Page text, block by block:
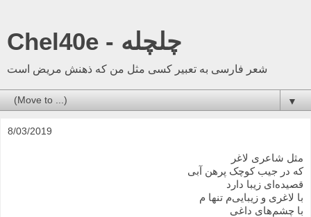
Chel40e - چلچله
شعر فارسی به تعبیر کسی مثل من که ذهنش مریض است
▼
8/03/2019
مثل شاعری لاغر
که در جیب کوچک پرهن آبی
قصیده‌ای زیبا دارد
با لاغری و زیبایی‌م تنها م
با چشم‌های داغی